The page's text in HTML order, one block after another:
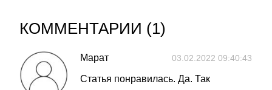
КОММЕНТАРИИ (1)
Марат 03.02.2022 09:40:43
Статья понравилась. Да. Так